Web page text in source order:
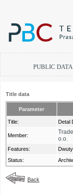
PUBLIC DATA
Title data
Parameter
Title: Detal
Member:
o.o.
Features:
Status:
Back